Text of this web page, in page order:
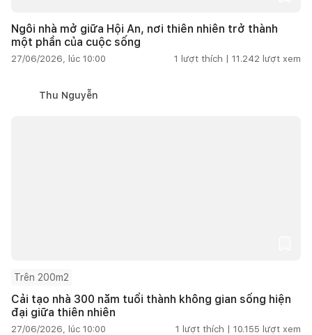
Ngôi nhà mở giữa Hội An, nơi thiên nhiên trở thành
một phần của cuộc sống
27/06/2026, lúc 10:00 1 lượt thích | 11.242 lượt xem
Thu Nguyễn
Trên 200m2
Cải tạo nhà 300 năm tuổi thành không gian sống hiện
đại giữa thiên nhiên
27/06/2026, lúc 10:00 1 lượt thích | 10.155 lượt xem